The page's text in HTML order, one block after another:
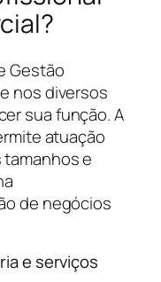
Gestão
nos diversos
sua função. A
atuação
e
de negócios
e serviços